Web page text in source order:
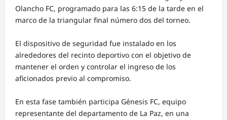
Olancho FC, programado para las 6:15 de la tarde en el
marco de la triangular final número dos del torneo.
El dispositivo de seguridad fue instalado en los
alrededores del recinto deportivo con el objetivo de
mantener el orden y controlar el ingreso de los
aficionados previo al compromiso.
En esta fase también participa Génesis FC, equipo
representante del departamento de La Paz, en una